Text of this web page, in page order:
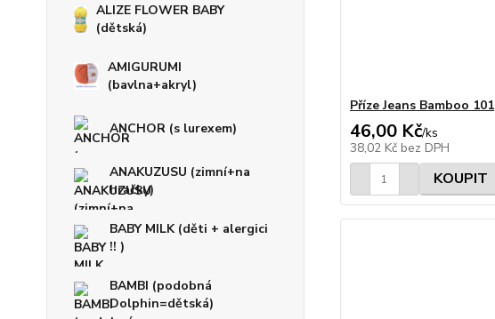
ALIZE FLOWER BABY
(dětská)
AMIGURUMI
(bavlna+akryl)
ANCHOR (s lurexem)
ANAKUZUSU (zimní+na
hračky)
BABY MILK (děti + alergici
!! )
BAMBI (podobná
Dolphin=dětská)
Příze Jeans Bamboo 101
46,00 Kč/ks
38,02 Kč bez DPH
KOUPIT